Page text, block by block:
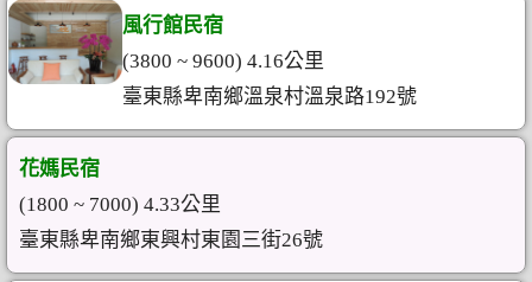
風行館民宿
(3800 ~ 9600) 4.16公里
臺東縣卑南鄉溫泉村溫泉路192號
花媽民宿
(1800 ~ 7000) 4.33公里
臺東縣卑南鄉東興村東園三街26號